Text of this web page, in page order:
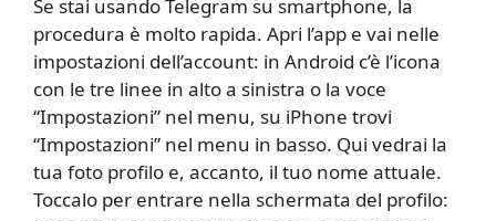
Se stai usando Telegram su smartphone, la
procedura è molto rapida. Apri l’app e vai nelle
impostazioni dell’account: in Android c’è l’icona
con le tre linee in alto a sinistra o la voce
“Impostazioni” nel menu, su iPhone trovi
“Impostazioni” nel menu in basso. Qui vedrai la
tua foto profilo e, accanto, il tuo nome attuale.
Toccalo per entrare nella schermata del profilo: